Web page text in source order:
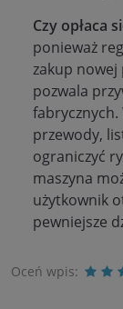
Czy opłaca
ponieważ
zakup nowej
pozwala
przewody,
ograniczyć
maszyna
użytkownik
pewniejsze
Oceń wpis: